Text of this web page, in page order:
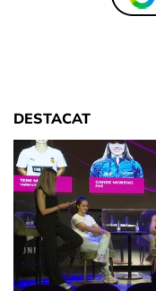
DESTACAT